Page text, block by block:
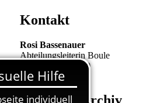
Kontakt
Rosi Bassenauer
Abteilungsleiterin Boule
Tel. 06155-868060
Aktuelles-Archiv